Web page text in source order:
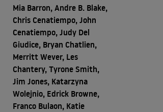
Mia Barron, Andre B. Blake,
Chris Cenatiempo, John
Cenatiempo, Judy Del
Giudice, Bryan Chatlien,
Merritt Wever, Les
Chantery, Tyrone Smith,
Jim Jones, Katarzyna
Wolejnio, Edrick Browne,
Franco Bulaon, Katie